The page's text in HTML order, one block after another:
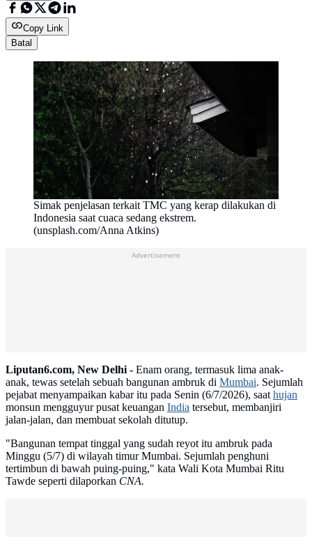
Copy Link
Batal
Simak penjelasan terkait TMC yang kerap dilakukan di
Indonesia saat cuaca sedang ekstrem.
(unsplash.com/Anna Atkins)
Advertisement
Liputan6.com, New Delhi - Enam orang, termasuk lima anak-
anak, tewas setelah sebuah bangunan ambruk di Mumbai. Sejumlah
pejabat menyampaikan kabar itu pada Senin (6/7/2026), saathujan
monsun mengguyur pusat keuangan India tersebut, membanjiri
jalan-jalan, dan membuat sekolah ditutup.
"Bangunan tempat tinggal yang sudah reyot itu ambruk pada
Minggu (5/7) di wilayah timur Mumbai. Sejumlah penghuni
tertimbun di bawah puing-puing," kata Wali Kota Mumbai Ritu
Tawde seperti dilaporkan CNA.